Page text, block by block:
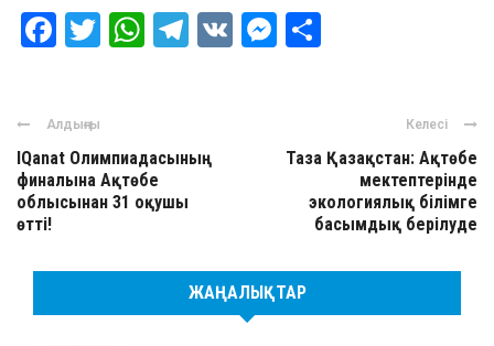
Facebook
Twitter
WhatsApp
Telegram
VK Messenger
Алдыңғы
IQanat Олимпиадасының
финалына Ақтөбе
облысынан 31 оқушы
өтті!
Келесі
Таза Қазақстан: Ақтөбе
мектептерінде
экологиялық білімге
басымдық берілуде
ЖАҢАЛЫҚТАР